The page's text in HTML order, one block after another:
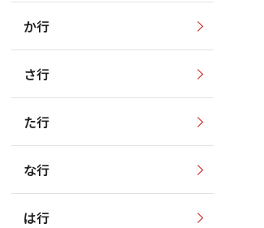
か行
さ行
た行
な行
は行